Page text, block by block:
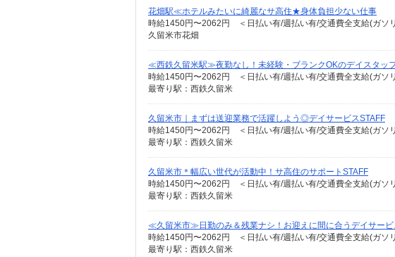
花畑駅≪ホテルみたいに綺麗なサ高住★身体負担少ない仕事
時給1450円〜2062円 ＜日払い有/週払い有/交通費全支給(ガソ
久留米市花畑
≪西鉄久留米駅≫夜勤なし！未経験・ブランクOKのデイスタッ
時給1450円〜2062円 ＜日払い有/週払い有/交通費全支給(ガソ
最寄り駅：西鉄久留米
久留米市｜まずは送迎業務で活躍しよう◎デイサービスSTAFF
時給1450円〜2062円 ＜日払い有/週払い有/交通費全支給(ガソ
最寄り駅：西鉄久留米
久留米市＊幅広い世代が活動中！サ高住のサポートSTAFF
時給1450円〜2062円 ＜日払い有/週払い有/交通費全支給(ガソ
最寄り駅：西鉄久留米
≪久留米市≫日勤のみ＆残業ナシ！お迎えに間に合うデイサービ
時給1450円〜2062円 ＜日払い有/週払い有/交通費全支給(ガソ
最寄り駅：西鉄久留米